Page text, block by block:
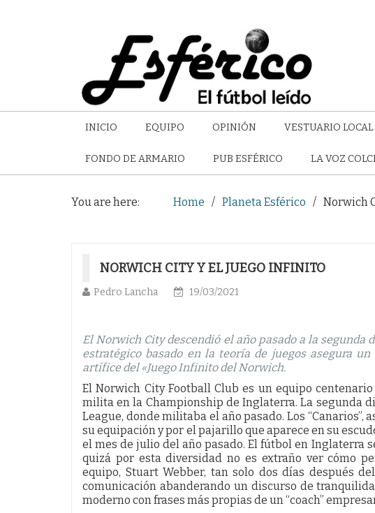
INICIO EQUIPO OPINIÓN VESTUARIO LOCAL
FONDO DE ARMARIO PUB ESFÉRICO LA VOZ
You are here: Home Planeta Esférico Norwich
NORWICH CITY Y EL JUEGO INFINITO
Pedro Lancha 19/03/2021
El Norwich City descendió el año pasado a la segunda
estratégico basado en la teoría de juegos asegura
artífice del «Juego Infinito del Norwich.
El Norwich City Football Club es un equipo
milita en la Championship de Inglaterra. La segunda
League, donde militaba el año pasado. Los
su equipación y por el pajarillo que aparece en su
el mes de julio del año pasado. El fútbol en Inglaterra
quizá por esta diversidad no es extraño ver cómo
equipo, Stuart Webber, tan solo dos días después
comunicación abanderando un discurso de
moderno con frases más propias de un “coach”